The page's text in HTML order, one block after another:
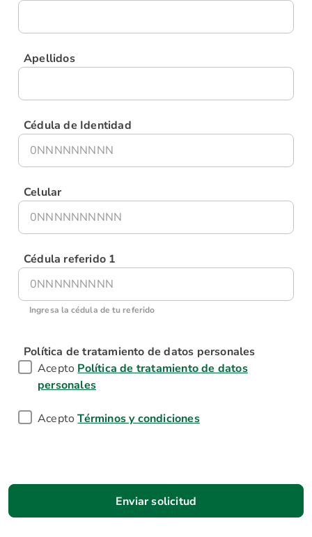
Apellidos
Cédula de Identidad
Celular
Cédula referido 1
Ingresa la cédula de tu referido
Política de tratamiento de datos personales
Acepto Política de tratamiento de datos
personales
AceptoTérminos y condiciones